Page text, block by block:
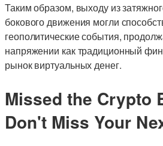
Таким образом, выходу из
бокового движения могли
геополитические события,
напряжении как традиционный
рынок виртуальных денег.
Missed the Crypto
Don't Miss Your